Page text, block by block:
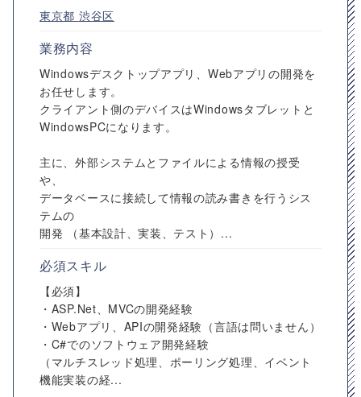
東京都 渋谷区
業務内容
Windowsデスクトップアプリ、Webアプリの開発を
お任せします。
クライアント側のデバイスはWindowsタブレットと
WindowsPCになります。
主に、外部システムとファイルによる情報の授受
や、
データベースに接続して情報の読み書きを行うシス
テムの
開発 （基本設計、実装、テスト）...
必須スキル
【必須】
・ASP.Net、MVCの開発経験
・Webアプリ、APIの開発経験（言語は問いません）
・C#でのソフトウェア開発経験
（マルチスレッド処理、ポーリング処理、イベント
機能実装の経...